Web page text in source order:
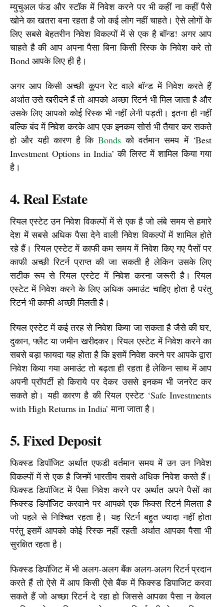
म्युचुअल फंड और स्टॉक में निवेश करने पर भी कहीं ना कहीं पैसे
खोने का खतरा बना रहता है जो कई लोग नहीं चाहते। ऐसे लोगों के
लिए सबसे बेहतरीन निवेश विकल्पों में से एक है बॉन्ड! अगर आप
चाहते है की आप अपना पैसा बिना किसी रिस्क के निवेश करे तो
Bond आपके लिए ही है।
अगर आप किसी अच्छी कूपन रेट वाले बॉन्ड में निवेश करते हैं
अर्थात उसे खरीदने हैं तो आपको अच्छा रिटर्न भी मिल जाता है और
उसके लिए आपको कोई रिस्क भी नहीं लेनी पड़ती। इतना ही नहीं
बल्कि बंद में निवेश करके आप एक इनकम सोर्स भी तैयार कर सकते
हो और यही कारण है कि Bonds को वर्तमान समय में ‘Best
Investment Options in India’ की लिस्ट में शामिल किया गया
है।
4. Real Estate
रियल एस्टेट उन निवेश विकल्पों में से एक है जो लंबे समय से हमारे
देश में सबसे अधिक पैसा देने वाली निवेश विकल्पों में शामिल होते
रहे हैं। रियल एस्टेट में काफी कम समय में निवेश किए गए पैसों पर
काफी अच्छी रिटर्न प्राप्त की जा सकती है लेकिन उसके लिए
सटीक रूप से रियल एस्टेट में निवेश करना जरूरी है। रियल
एस्टेट में निवेश करने के लिए अधिक अमाउंट चाहिए होता है परंतु
रिटर्न भी काफी अच्छी मिलती है।
रियल एस्टेट में कई तरह से निवेश किया जा सकता है जैसे की घर,
दुकान, फ्लैट या जमीन खरीदकर। रियल एस्टेट में निवेश करने का
सबसे बड़ा फायदा यह होता है कि इसमें निवेश करने पर आपके द्वारा
निवेश किया गया अमाउंट तो बढ़ता ही रहता है लेकिन साथ में आप
अपनी प्रॉपर्टी हो किराये पर देकर उससे इनकम भी जनरेट कर
सकते हो। यही कारण है की रियल एस्टेट ‘Safe Investments
with High Returns in India’ माना जाता है।
5. Fixed Deposit
फिक्स्ड डिपॉजिट अर्थात एफडी वर्तमान समय में उन उन निवेश
विकल्पों में से एक है जिनमें भारतीय सबसे अधिक निवेश करते हैं।
फिक्स्ड डिपॉजिट में पैसा निवेश करने पर अर्थात अपने पैसों का
फिक्स्ड डिपॉजिट करवाने पर आपको एक फिक्स रिटर्न मिलता है
जो पहले से निश्चित रहता है। यह रिटर्न बहुत ज्यादा नहीं होता
परंतु इसमें आपको कोई रिस्क नहीं रहती अर्थात आपका पैसा भी
सुरक्षित रहता है।
फिक्स्ड डिपॉजिट में भी अलग-अलग बैंक अलग-अलग रिटर्न प्रदान
करते हैं तो ऐसे में आप किसी ऐसे बैंक में फिक्स्ड डिपाजिट करवा
सकते हैं जो अच्छा रिटर्न दे रहा हो जिससे आपका पैसा न केवल